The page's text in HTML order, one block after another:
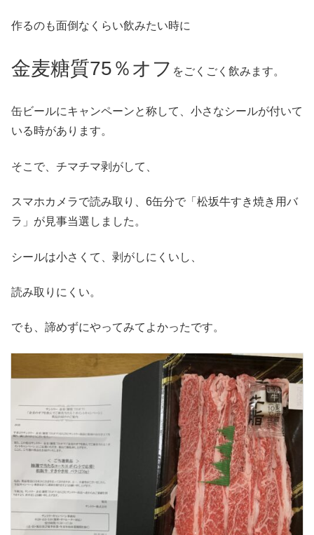
作るのも面倒なくらい飲みたい時に
金麦糖質75％オフ をごくごく飲みます。
缶ビールにキャンペーンと称して、小さなシールが付いて
いる時があります。
そこで、チマチマ剥がして、
スマホカメラで読み取り、6缶分で「松坂牛すき焼き用バ
ラ」が見事当選しました。
シールは小さくて、剥がしにくいし、
読み取りにくい。
でも、諦めずにやってみてよかったです。